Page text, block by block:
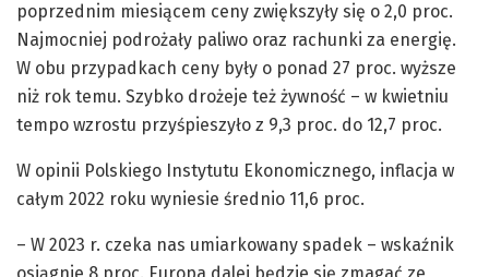
poprzednim miesiącem ceny zwiększyły się o 2,0 proc.
Najmocniej podrożały paliwo oraz rachunki za energię.
W obu przypadkach ceny były o ponad 27 proc. wyższe
niż rok temu. Szybko drożeje też żywność – w kwietniu
tempo wzrostu przyśpieszyło z 9,3 proc. do 12,7 proc.
W opinii Polskiego Instytutu Ekonomicznego, inflacja w
całym 2022 roku wyniesie średnio 11,6 proc.
– W 2023 r. czeka nas umiarkowany spadek – wskaźnik